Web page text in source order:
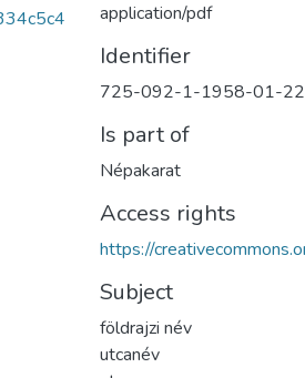
application/pdf
Identifier
725-092-1-1958-01-
Is part of
Népakarat
Access rights
https://
Subject
földrajzi név
utcanév